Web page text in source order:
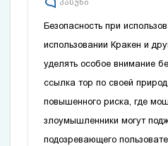
Безопасность при
использовании Кракен и
уделять особое внимание
ссылка тор по своей
повышенного риска‚ где
злоумышленники могут
подозревающего